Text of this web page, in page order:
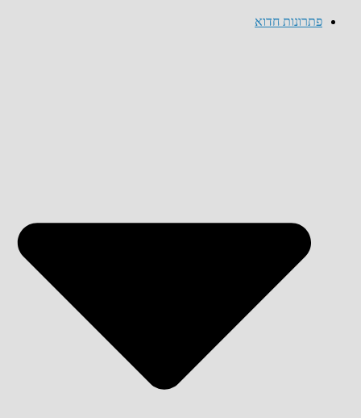
פתרונות חדוא